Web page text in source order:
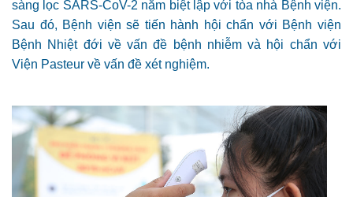
sàng lọc SARS-CoV-2 nằm biệt lập với tòa nhà Bệnh viện.
Sau đó, Bệnh viện sẽ tiến hành hội chẩn với Bệnh viện
Bệnh Nhiệt đới về vấn đề bệnh nhiễm và hội chẩn với
Viện Pasteur về vấn đề xét nghiệm.